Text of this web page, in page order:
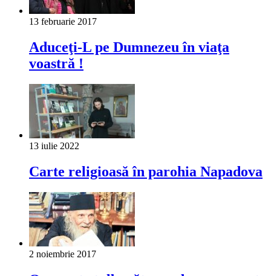
13 februarie 2017
Aduceţi-L pe Dumnezeu în viaţa
voastră !
13 iulie 2022
Carte religioasă în parohia Napadova
2 noiembrie 2017